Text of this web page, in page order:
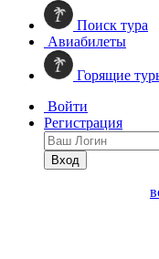
Поиск тура
Авиабилеты
Горящие
Войти
Регистрация
Вход